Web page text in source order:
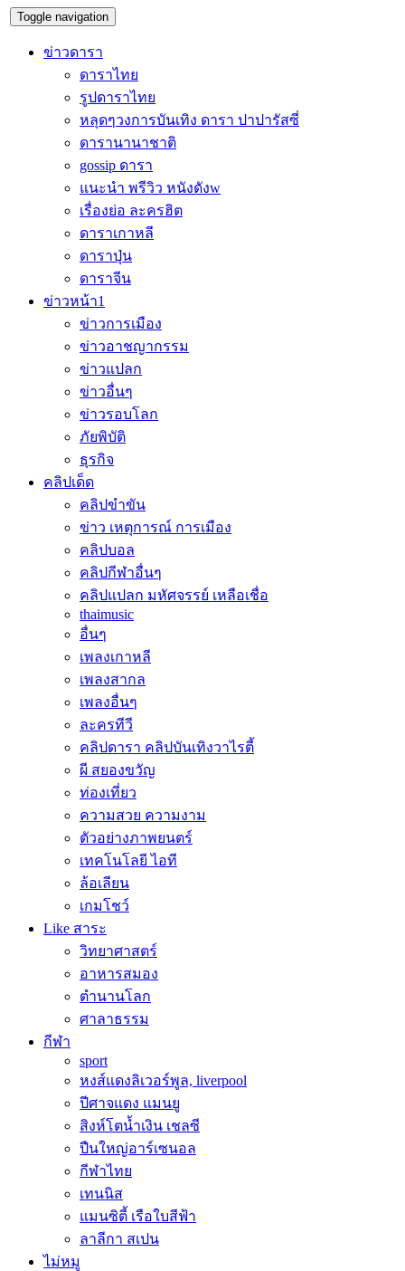
Toggle navigation
ข่าวดารา
ดาราไทย
รูปดาราไทย
หลุดๆวงการบันเทิง ดารา ปาปารัสซี่
ดารานานาชาติ
gossip ดารา
แนะนำ พรีวิว หนังดังw
เรื่องย่อ ละครฮิต
ดาราเกาหลี
ดาราปุ่น
ดาราจีน
ข่าวหน้า1
ข่าวการเมือง
ข่าวอาชญากรรม
ข่าวแปลก
ข่าวอื่นๆ
ข่าวรอบโลก
ภัยพิบัติ
ธุรกิจ
คลิปเด็ด
คลิปขำขัน
ข่าว เหตุการณ์ การเมือง
คลิปบอล
คลิปกีฬาอื่นๆ
คลิปแปลก มหัศจรรย์ เหลือเชื่อ
thaimusic
อื่นๆ
เพลงเกาหลี
เพลงสากล
เพลงอื่นๆ
ละครทีวี
คลิปดารา คลิปบันเทิงวาไรตี้
ผี สยองขวัญ
ท่องเที่ยว
ความสวย ความงาม
ตัวอย่างภาพยนตร์
เทคโนโลยี ไอที
ล้อเลียน
เกมโชว์
Like สาระ
วิทยาศาสตร์
อาหารสมอง
ตำนานโลก
ศาลาธรรม
กีฬา
sport
หงส์แดงลิเวอร์พูล, liverpool
ปีศาจแดง แมนยู
สิงห์โตน้ำเงิน เชลซี
ปืนใหญ่อาร์เซนอล
กีฬาไทย
เทนนิส
แมนซิตี้ เรือใบสีฟ้า
ลาลีกา สเปน
ไม่หมู